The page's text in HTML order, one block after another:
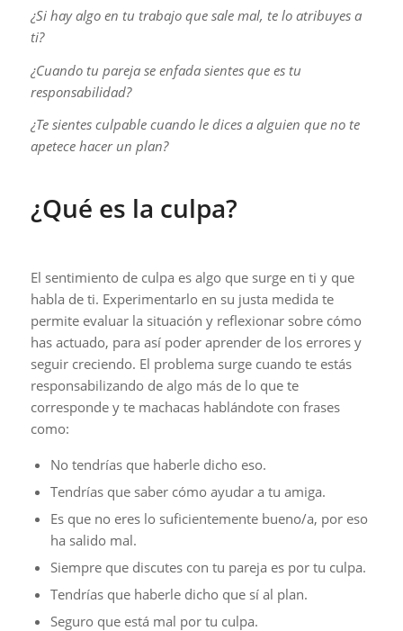
¿Si hay algo en tu trabajo que sale mal, te lo atribuyes a
ti?
¿Cuando tu pareja se enfada sientes que es tu
responsabilidad?
¿Te sientes culpable cuando le dices a alguien que no te
apetece hacer un plan?
¿Qué es la culpa?
El sentimiento de culpa es algo que surge en ti y que
habla de ti. Experimentarlo en su justa medida te
permite evaluar la situación y reflexionar sobre cómo
has actuado, para así poder aprender de los errores y
seguir creciendo. El problema surge cuando te estás
responsabilizando de algo más de lo que te
corresponde y te machacas hablándote con frases
como:
No tendrías que haberle dicho eso.
Tendrías que saber cómo ayudar a tu amiga.
Es que no eres lo suficientemente bueno/a, por eso
ha salido mal.
Siempre que discutes con tu pareja es por tu culpa.
Tendrías que haberle dicho que sí al plan.
Seguro que está mal por tu culpa.